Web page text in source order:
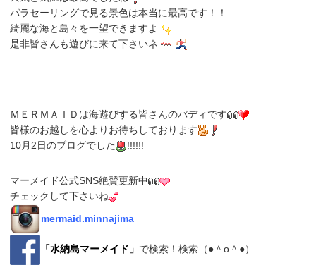
パラセーリングで見る景色は本当に最高です！！
綺麗な海と島々を一望できますよ
是非皆さんも遊びに来て下さいネ
ＭＥＲＭＡＩＤは海遊びする皆さんのバディです
皆様のお越しを心よりお待ちしております
10月2日のブログでした
!!!!!!
マーメイド公式SNS絶賛更新中
チェックして下さいね
mermaid.minnajima
「水納島マーメイド 」 で検索！検索（●＾o＾●）